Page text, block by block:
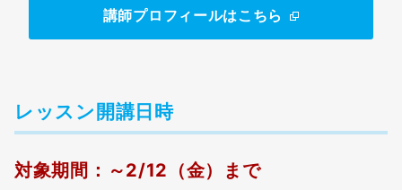
講師プロフィールはこちら
レッスン開講日時
対象期間：～2/12（金）まで